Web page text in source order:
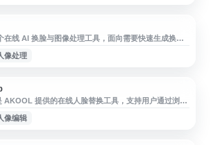
在线 AI 换脸与图像处理工具，面向需要快速生成换脸
内容的用户。网站通常提供基于浏览器的操作流程，用
模型完成面部替换，适用于娱乐创作、社交媒体素材
像处理
提供的在线人脸替换工具，支持用户通过浏览
，进行人脸交换与相关视觉内容生成。该工具面向创意
作、营销素材、娱乐互动等场景，提供便捷的在线处理
像编辑